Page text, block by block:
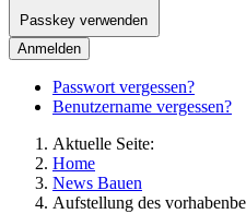
Passkey verwenden
Anmelden
Passwort vergessen?
Benutzername vergessen?
Aktuelle Seite:
Home
News Bauen
Aufstellung des